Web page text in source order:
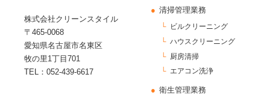
株式会社クリーンスタイル
〒465-0068
愛知県名古屋市名東区
牧の里1丁目701
TEL：052-439-6617
清掃管理業務
ビルクリーニング
ハウスクリーニング
厨房清掃
エアコン洗浄
衛生管理業務